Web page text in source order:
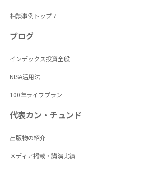
相談事例トップ７
ブログ
インデックス投資全般
NISA活用法
100年ライフプラン
代表カン・チュンド
出版物の紹介
メディア掲載・講演実績